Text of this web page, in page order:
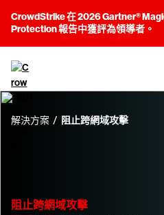
CrowdStrike 在 2026 Gartner®
Protection 報告中獲評為領導者。
解決方案 阻止跨網域攻擊
阻止跨網域攻擊